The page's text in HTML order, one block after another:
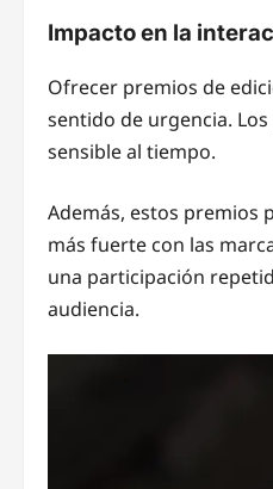
Impacto en la
Ofrecer premios de
sentido de urgencia.
sensible al tiempo.
Además, estos premios
más fuerte con las
una participación
audiencia.